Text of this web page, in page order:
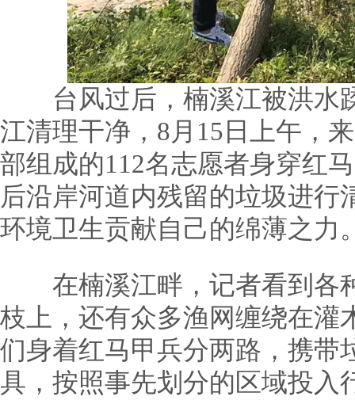
台风过后，楠溪江被洪水
江清理干净，8月15日上午，
部组成的112名志愿者身穿红
后沿岸河道内残留的垃圾进行
环境卫生贡献自己的绵薄之力
在楠溪江畔，记者看到各
枝上，还有众多渔网缠绕在灌
们身着红马甲兵分两路，携带
具，按照事先划分的区域投入